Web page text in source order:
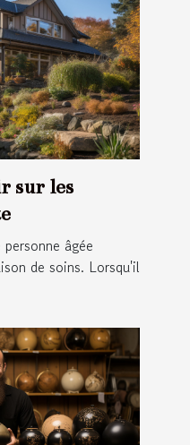
sur les
âgée
de soins. Lorsqu'il